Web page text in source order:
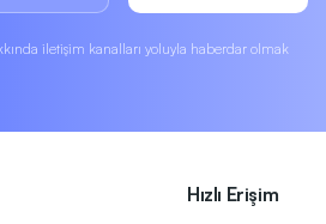
iletişim kanalları yoluyla haberdar olmak
Hızlı Erişim